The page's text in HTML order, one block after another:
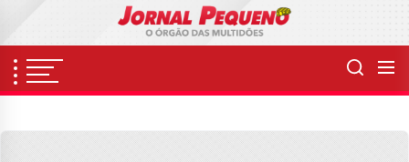
content